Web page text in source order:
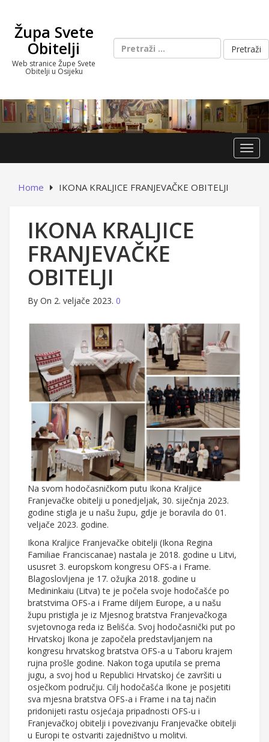
contentŽupa Svete
Obitelji
Web stranice Župe Svete
Obitelji u Osijeku
Pretraži:
Home IKONA KRALJICE FRANJEVAČKE OBITELJI
IKONA KRALJICE
FRANJEVAČKE
OBITELJI
By On 2. veljače 2023. 0
Na svom hodočasničkom putu Ikona Kraljice
Franjevačke obitelji u ponedjeljak, 30. siječnja 2023.
godine stigla je u našu župu, gdje je boravila do 01.
veljače 2023. godine.
Ikona Kraljice Franjevačke obitelji (Ikona Regina
Familiae Franciscanae) nastala je 2018. godine u Litvi,
ususret 3. europskom kongresu OFS-a i Frame.
Blagoslovljena je 17. ožujka 2018. godine u
Medininkaiu (Litva) te je počela svoje hodočašće po
bratstvima OFS-a i Frame diljem Europe, a u našu
župu pristigla je iz Mjesnog bratstva Franjevačkoga
svjetovnoga reda iz Belišća. Svoj hodočasnički put po
Hrvatskoj Ikona je započela predstavljanjem na
kongresu hrvatskog bratstva OFS-a u Taboru krajem
rujna prošle godine. Nakon toga uputila se prema
jugu, a svoj hod u Republici Hrvatskoj će završiti u
osječkom području. Cilj hodočašća Ikone je posjetiti
sva mjesna bratstva OFS-a i Frame i na taj način
pridonijeti rastu osjećaja pripadnosti OFS-u i
Franjevačkoj obitelji i povezivanju Franjevačke obitelji
u Europi te ostvariti zajedništvo u molitvi.